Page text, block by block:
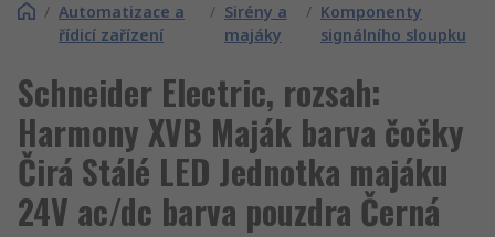
/ Automatizace a
řídicí zařízení
/ Sirény a
majáky
/ Komponenty
signálního sloupku
Schneider Electric, rozsah:
Harmony XVB Maják barva čočky
Čirá Stálé LED Jednotka majáku
24V ac/dc barva pouzdra Černá